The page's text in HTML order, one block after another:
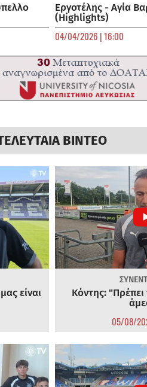
Εργοτέλης - Αγία
(Highlights)
04/04/2026 | 16:00
ΒΙΝΤΕΟ
είναι
Κόντης:
05/08/